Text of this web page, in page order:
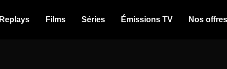
Replays Films Séries Émissions TV Nos offres